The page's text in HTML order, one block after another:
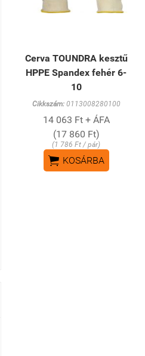
Cerva TOUNDRA kesztű
HPPE Spandex fehér 6-
10
Cikkszám:0113008280100
14 063 Ft + ÁFA
(17 860 Ft)
(1 786 Ft / pár)
 KOSÁRBA